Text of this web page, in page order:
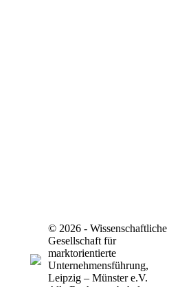
© 2026 - Wissenschaftliche
Gesellschaft für
marktorientierte
Unternehmensführung,
Leipzig – Münster e.V.